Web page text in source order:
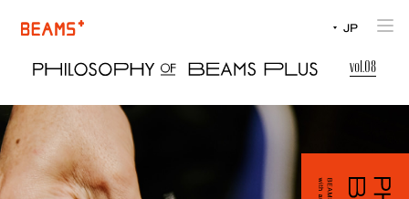
JP
EN
vol.08